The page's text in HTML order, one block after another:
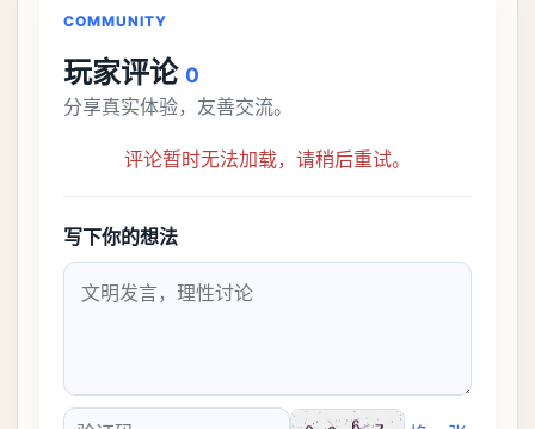
COMMUNITY
玩家评论 0
分享真实体验，友善交流。
评论暂时无法加载，请稍后重试。
写下你的想法